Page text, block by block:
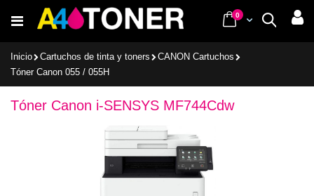
al
Buscar
Cart
0items
Inicio Cartuchos de tinta y toners
CANON Cartuchos
Tóner Canon 055 / 055H
Tóner Canon i-SENSYS MF744Cdw